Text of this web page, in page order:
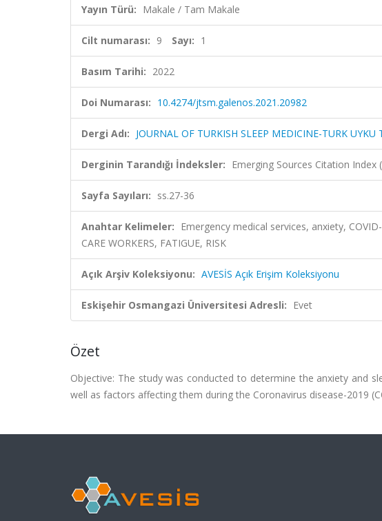
Yayın Türü: Makale / Tam Makale
Cilt numarası: 9 Sayı: 1
Basım Tarihi: 2022
Doi Numarası: 10.4274/jtsm.galenos.2021.20982
Dergi Adı: JOURNAL OF TURKISH SLEEP MEDICINE-TURK UYKU
Derginin Tarandığı İndeksler: Emerging Sources Citation Index
Sayfa Sayıları: ss.27-36
Anahtar Kelimeler: Emergency medical services, anxiety,
CARE WORKERS, FATIGUE, RISK
Açık Arşiv Koleksiyonu: AVESİS Açık Erişim Koleksiyonu
Eskişehir Osmangazi Üniversitesi Adresli: Evet
Özet
Objective: The study was conducted to determine the anxiety and
well as factors affecting them during the Coronavirus disease-2019